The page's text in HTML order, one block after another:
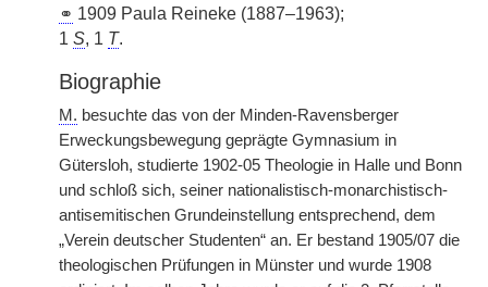
⚭ 1909 Paula Reineke (1887–1963);
1 S, 1 T.
Biographie
M. besuchte das von der Minden-Ravensberger
Erweckungsbewegung geprägte Gymnasium in
Gütersloh, studierte 1902-05 Theologie in Halle und Bonn
und schloß sich, seiner nationalistisch-monarchistisch-
antisemitischen Grundeinstellung entsprechend, dem
„Verein deutscher Studenten“ an. Er bestand 1905/07 die
theologischen Prüfungen in Münster und wurde 1908